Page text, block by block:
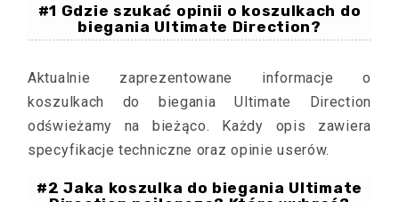
#1 Gdzie szukać opinii o koszulkach do
biegania Ultimate Direction?
Aktualnie zaprezentowane informacje o
koszulkach do biegania Ultimate Direction
odświeżamy na bieżąco. Każdy opis zawiera
specyfikacje techniczne oraz opinie userów.
#2 Jaka koszulka do biegania Ultimate